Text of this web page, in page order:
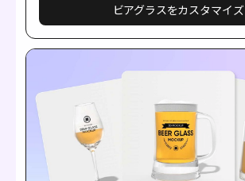
ビアグラスをカスタマイズ